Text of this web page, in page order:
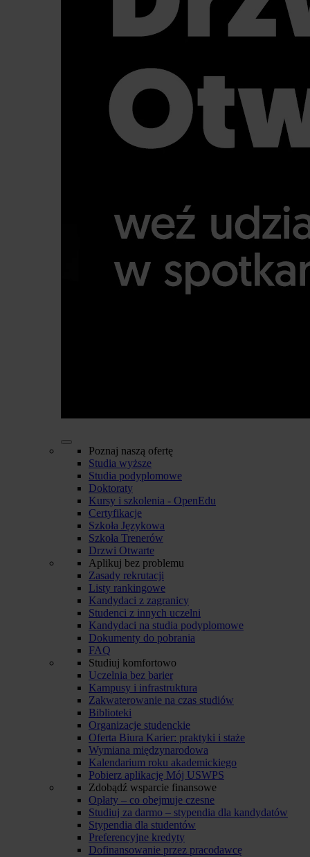
Poznaj naszą ofertę
Studia wyższe
Studia podyplomowe
Doktoraty
Kursy i szkolenia - OpenEdu
Certyfikacje
Szkoła Językowa
Szkoła Trenerów
Drzwi Otwarte
Aplikuj bez problemu
Zasady rekrutacji
Listy rankingowe
Kandydaci z zagranicy
Studenci z innych uczelni
Kandydaci na studia podyplomowe
Dokumenty do pobrania
FAQ
Studiuj komfortowo
Uczelnia bez barier
Kampusy i infrastruktura
Zakwaterowanie na czas studiów
Biblioteki
Organizacje studenckie
Oferta Biura Karier: praktyki i staże
Wymiana międzynarodowa
Kalendarium roku akademickiego
Pobierz aplikację Mój USWPS
Zdobądź wsparcie finansowe
Opłaty – co obejmuje czesne
Studiuj za darmo – stypendia dla kandydatów
Stypendia dla studentów
Preferencyjne kredyty
Dofinansowanie przez pracodawcę